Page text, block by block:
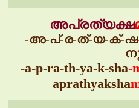
അപ്രത്യക്ഷ
-അ-പ്-ര-ത്-യ-ക്-ഷ
-a-p-ra-th-ya-k-sha-
aprathyaksha